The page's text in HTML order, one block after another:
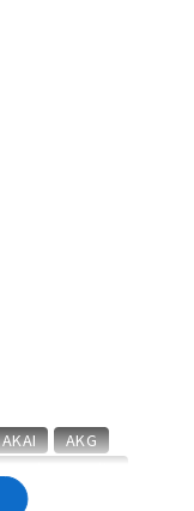
エフェクター
AKAI
AKG